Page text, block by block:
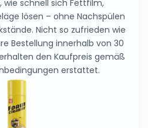
wie schnell sich Fettfilm,
lösen – ohne Nachspülen
Nicht so zufrieden wie
Bestellung innerhalb von 30
den Kaufpreis gemäß
erstattet.